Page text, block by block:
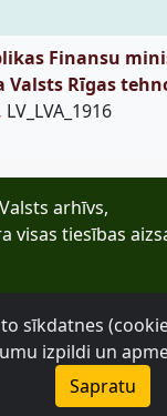
Finansu
Valsts Rīgas
LV_LVA_1916
arhīvs,
visas tiesības
sīkdatnes
izpildi un
Sapratu